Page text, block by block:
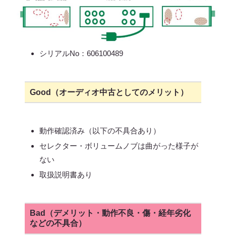
シリアルNo：606100489
Good（オーディオ中古としてのメリット）
動作確認済み（以下の不具合あり）
セレクター・ボリュームノブは曲がった様子が
ない
取扱説明書あり
Bad（デメリット・動作不良・傷・経年劣化
などの不具合）